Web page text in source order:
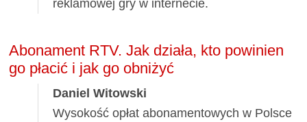
reklamowej gry w internecie.
Abonament RTV. Jak działa, kto powinien
go płacić i jak go obniżyć
Daniel Witowski
Wysokość opłat abonamentowych w Polsce